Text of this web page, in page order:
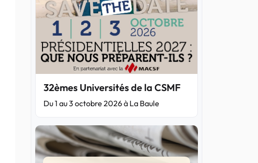
32èmes Universités de la CSMF
Du 1 au 3 octobre 2026 à La Baule